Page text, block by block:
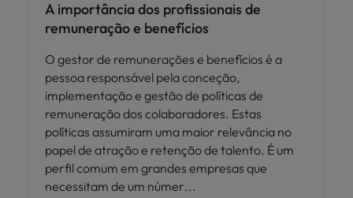
A importância dos profissionais de
remuneração e benefícios
O gestor de remunerações e benefícios é a
pessoa responsável pela conceção,
implementação e gestão de políticas de
remuneração dos colaboradores. Estas
políticas assumiram uma maior relevância no
papel de atração e retenção de talento. É um
perfil comum em grandes empresas que
necessitam de um númer